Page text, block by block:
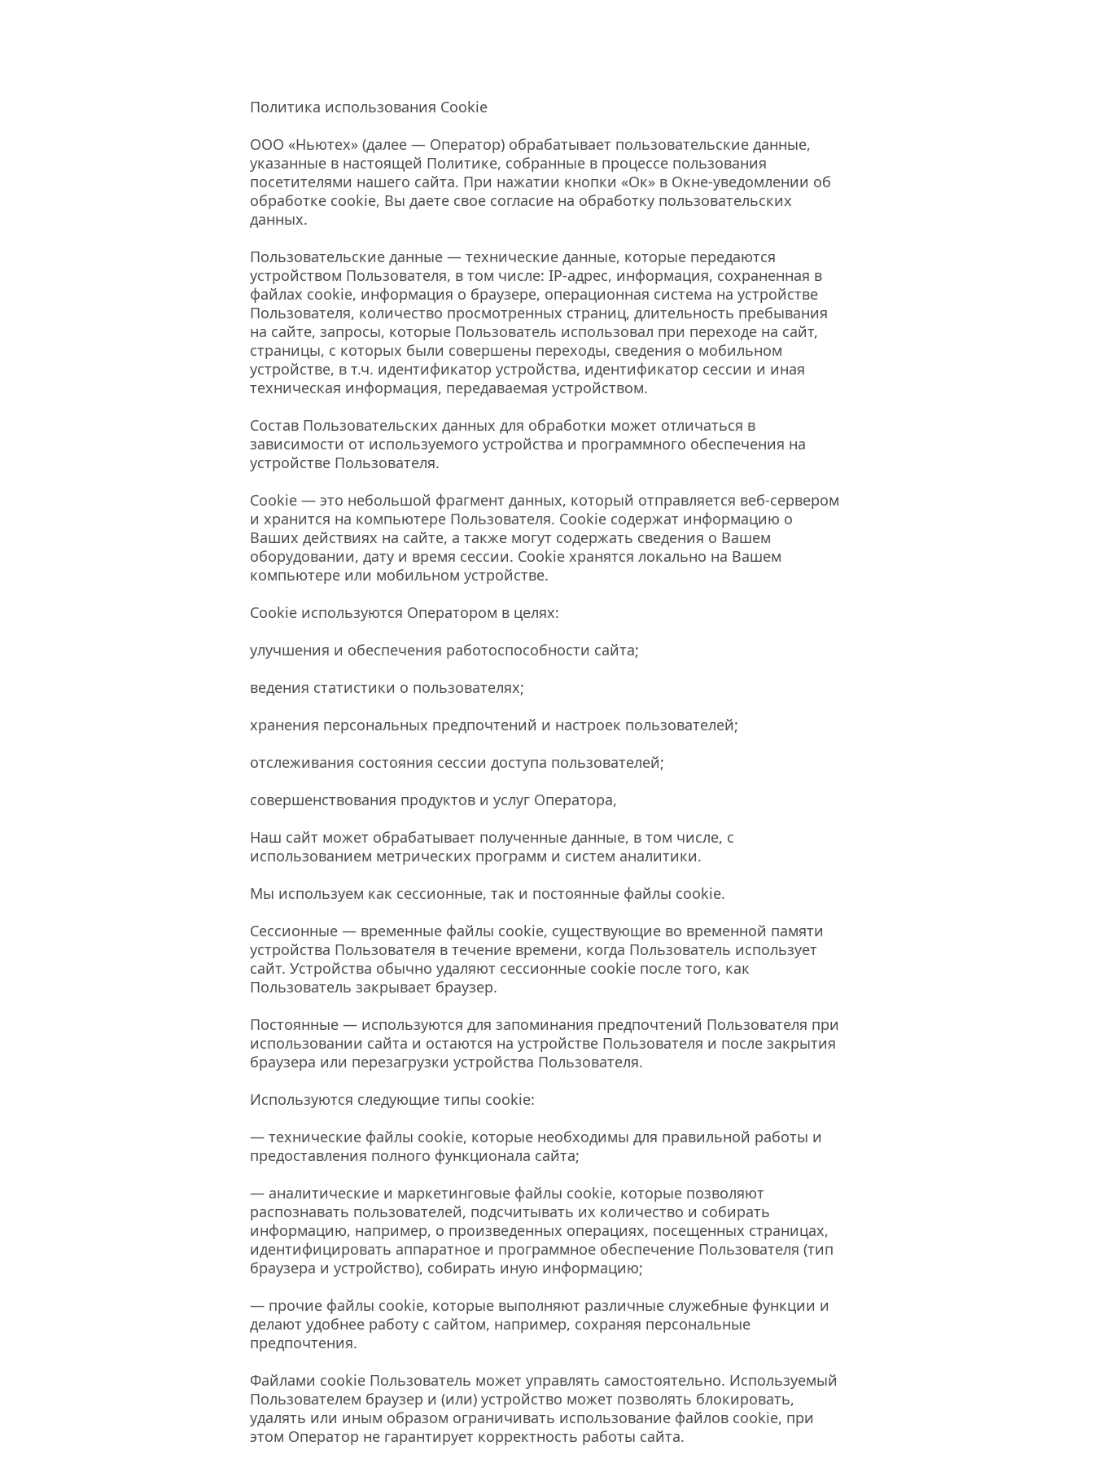
Политика использования Cookie
ООО «Ньютех» (далее — Оператор) обрабатывает пользовательские данные,
указанные в настоящей Политике, собранные в процессе пользования
посетителями нашего сайта. При нажатии кнопки «Ок» в Окне-уведомлении об
обработке cookie, Вы даете свое согласие на обработку пользовательских
данных.
Пользовательские данные — технические данные, которые передаются
устройством Пользователя, в том числе: IP-адрес, информация, сохраненная в
файлах cookie, информация о браузере, операционная система на устройстве
Пользователя, количество просмотренных страниц, длительность пребывания
на сайте, запросы, которые Пользователь использовал при переходе на сайт,
страницы, с которых были совершены переходы, сведения о мобильном
устройстве, в т.ч. идентификатор устройства, идентификатор сессии и иная
техническая информация, передаваемая устройством.
Состав Пользовательских данных для обработки может отличаться в
зависимости от используемого устройства и программного обеспечения на
устройстве Пользователя.
Сookie — это небольшой фрагмент данных, который отправляется веб-сервером
и хранится на компьютере Пользователя. Cookie содержат информацию о
Ваших действиях на сайте, а также могут содержать сведения о Вашем
оборудовании, дату и время сессии. Сookie хранятся локально на Вашем
компьютере или мобильном устройстве.
Cookie используются Оператором в целях:
улучшения и обеспечения работоспособности сайта;
ведения статистики о пользователях;
хранения персональных предпочтений и настроек пользователей;
отслеживания состояния сессии доступа пользователей;
совершенствования продуктов и услуг Оператора,
Наш сайт может обрабатывает полученные данные, в том числе, с
использованием метрических программ и систем аналитики.
Мы используем как сессионные, так и постоянные файлы cookie.
Сессионные — временные файлы cookie, существующие во временной памяти
устройства Пользователя в течение времени, когда Пользователь использует
сайт. Устройства обычно удаляют сессионные cookie после того, как
Пользователь закрывает браузер.
Постоянные — используются для запоминания предпочтений Пользователя при
использовании сайта и остаются на устройстве Пользователя и после закрытия
браузера или перезагрузки устройства Пользователя.
Используются следующие типы cookie:
— технические файлы cookie, которые необходимы для правильной работы и
предоставления полного функционала сайта;
— аналитические и маркетинговые файлы cookie, которые позволяют
распознавать пользователей, подсчитывать их количество и собирать
информацию, например, о произведенных операциях, посещенных страницах,
идентифицировать аппаратное и программное обеспечение Пользователя (тип
браузера и устройство), собирать иную информацию;
— прочие файлы cookie, которые выполняют различные служебные функции и
делают удобнее работу с сайтом, например, сохраняя персональные
предпочтения.
Файлами cookie Пользователь может управлять самостоятельно. Используемый
Пользователем браузер и (или) устройство может позволять блокировать,
удалять или иным образом ограничивать использование файлов cookie, при
этом Оператор не гарантирует корректность работы сайта.